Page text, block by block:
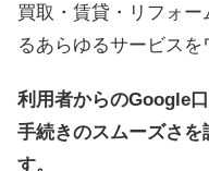
買取・賃貸・リフォ
るあらゆるサービスを
利用者からのGoogle
手続きのスムーズさを
す。